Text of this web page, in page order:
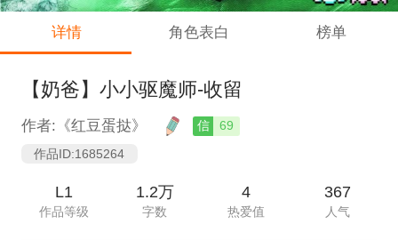
详情 角色表白 榜单
【奶爸】小小驱魔师-收留
作者:《红豆蛋挞》 信
69
作品ID:1685264
L1
作品等级
1.2万
字数
4
热爱值
367
人气